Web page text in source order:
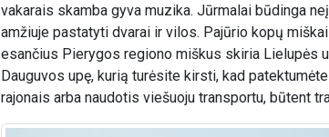
vakarais skamba gyva muzika. Jūrmalai būdinga
amžiuje pastatyti dvarai ir vilos. Pajūrio kopų
esančius Pierygos regiono miškus skiria Lielupės
Dauguvos upę, kurią turėsite kirsti, kad
rajonais arba naudotis viešuoju transportu, būtent